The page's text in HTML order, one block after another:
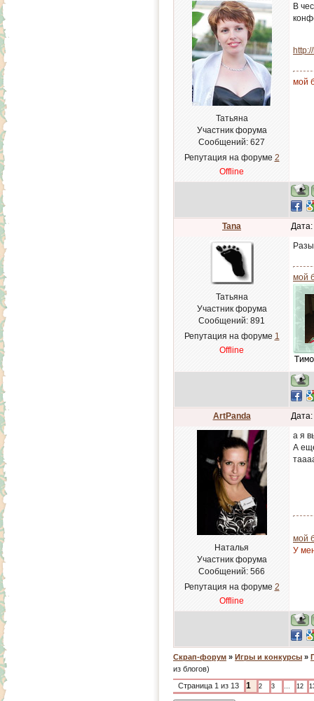
Татьяна
Участник форума
Сообщений: 627
Репутация на форуме 2
Offline
В
мой
Tana
Татьяна
Участник форума
Сообщений: 891
Репутация на форуме 1
Offline
мой
ArtPanda
Наталья
Участник форума
Сообщений: 566
Репутация на форуме 2
Offline
а я
А
мой
У
Скрап-форум » Игры и конкурсы »
из блогов)
Страница 1 из 13 1 2 3 … 12